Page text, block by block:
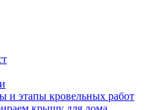
и этапы кровельных работ